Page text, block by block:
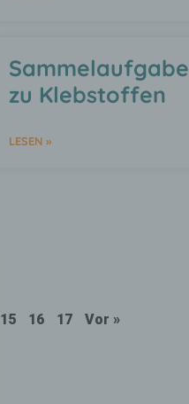
Sammelaufgabe
zu Klebstoffen
LESEN »
15 16 17 Vor »